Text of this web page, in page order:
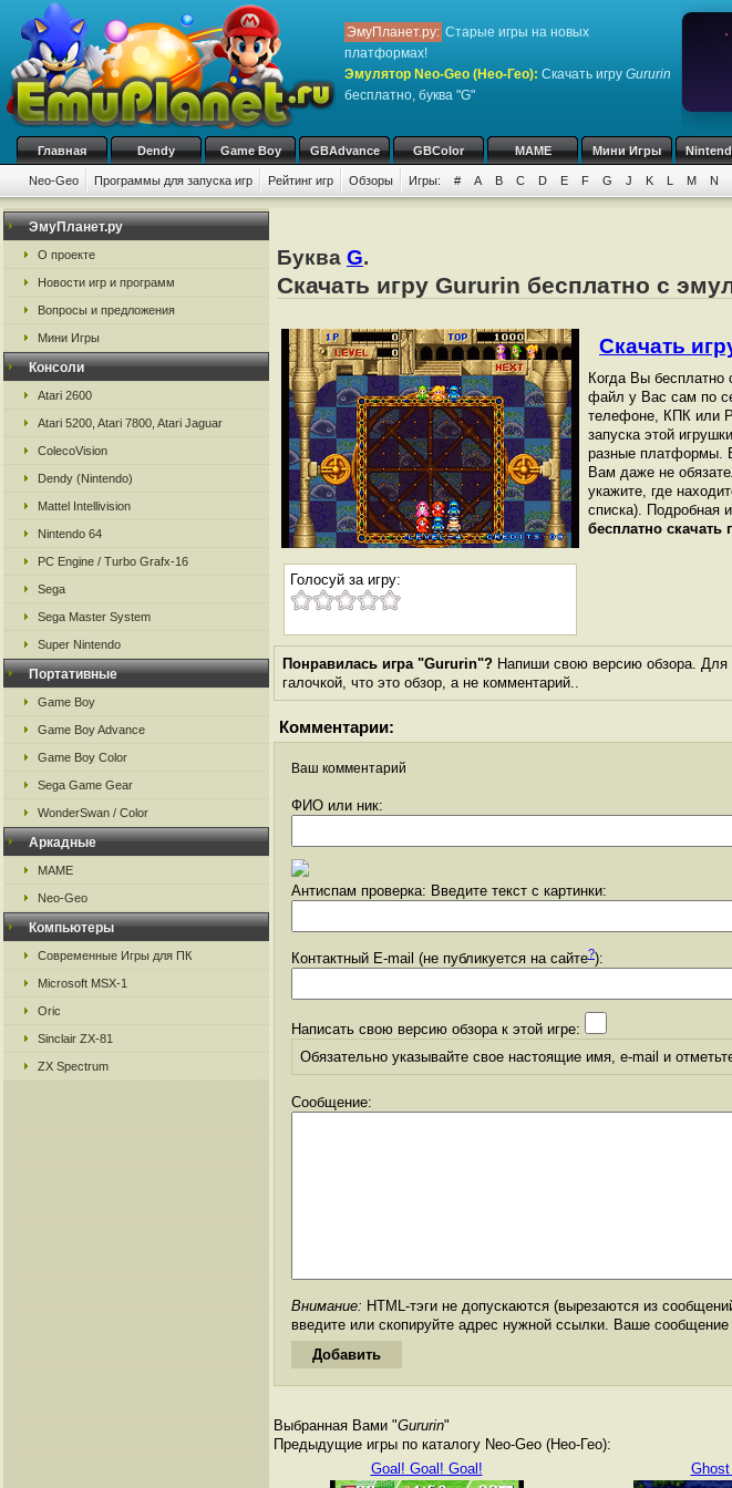
ЭмуПланет.ру: Старые игры на новых
платформах!
Эмулятор Neo-Geo (Нео-Гео): Скачать игру Gururin
бесплатно, буква "G"
Главная Dendy Game Boy GBAdvance GBColor MAME Мини Игры
Neo-Geo Программы для запуска игр Рейтинг игр Обзоры Игры: # A B C D E F G J K L M N
ЭмуПланет.ру
О проекте
Новости игр и программ
Вопросы и предложения
Мини Игры
Консоли
Atari 2600
Atari 5200, Atari 7800, Atari Jaguar
ColecoVision
Dendy (Nintendo)
Mattel Intellivision
Nintendo 64
PC Engine / Turbo Grafx-16
Sega
Sega Master System
Super Nintendo
Портативные
Game Boy
Game Boy Advance
Game Boy Color
Sega Game Gear
WonderSwan / Color
Аркадные
MAME
Neo-Geo
Компьютеры
Современные Игры для ПК
Microsoft MSX-1
Oric
Sinclair ZX-81
ZX Spectrum
Буква G.
Скачать игру Gururin бесплатно с
Голосуй за игру:
Скачать
Когда Вы бесплатно
файл у Вас сам по
телефоне, КПК или
запуска этой
разные платформы.
Вам даже не
укажите, где
списка). Подробная
бесплатно скачать
Понравилась игра "Gururin"? Напиши свою версию обзора. Для
галочкой, что это обзор, а не комментарий..
Комментарии:
Ваш комментарий
ФИО или ник:
Антиспам проверка: Введите текст с картинки:
Контактный E-mail (не публикуется на сайте?):
Написать свою версию обзора к этой игре:
Обязательно указывайте свое настоящие имя, e-mail и
Сообщение:
Внимание: HTML-тэги не допускаются (вырезаются из
введите или скопируйте адрес нужной ссылки. Ваше
Выбранная Вами "Gururin"
Предыдущие игры по каталогу Neo-Geo (Нео-Гео):
Goal! Goal! Goal!